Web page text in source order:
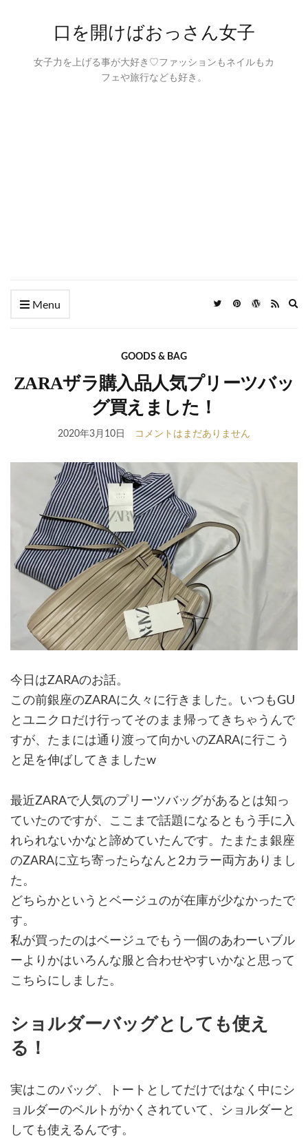
口を開けばおっさん女子
女子力を上げる事が大好き♡ファッションもネイルもカ
フェや旅行なども好き。
Menu
GOODS & BAG
ZARAザラ購入品人気プリーツバッ
グ買えました！
2020年3月10日 コメントはまだありません
今日はZARAのお話。
この前銀座のZARAに久々に行きました。いつもGU
とユニクロだけ行ってそのまま帰ってきちゃうんで
すが、たまには通り渡って向かいのZARAに行こう
と足を伸ばしてきましたw
最近ZARAで人気のプリーツバッグがあるとは知っ
ていたのですが、ここまで話題になるともう手に入
れられないかなと諦めていたんです。たまたま銀座
のZARAに立ち寄ったらなんと2カラー両方ありまし
た。
どちらかというとベージュのが在庫が少なかったで
す。
私が買ったのはベージュでもう一個のあわーいブル
ーよりかはいろんな服と合わせやすいかなと思って
こちらにしました。
ショルダーバッグとしても使え
る！
実はこのバッグ、トートとしてだけではなく中にシ
ョルダーのベルトがかくされていて、ショルダーと
しても使えるんです。